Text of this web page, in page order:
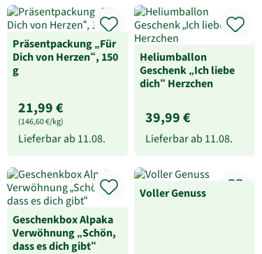
Präsentpackung „Für
Dich von Herzen“, 150
g
21,99 €
(146,60 €/kg)
Lieferbar ab 11.08.
Heliumballon
Geschenk „Ich liebe
dich“ Herzchen
39,99 €
Lieferbar ab 11.08.
Geschenkbox Alpaka
Verwöhnung „Schön,
dass es dich gibt“
Voller Genuss